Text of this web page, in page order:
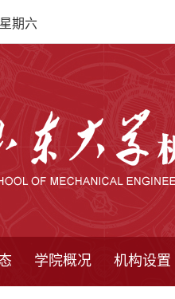
期六
学院概况 机构设置